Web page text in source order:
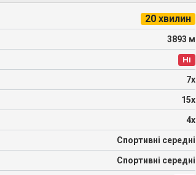
20 хвилин
3893 м
Ні
7х
15х
4х
Спортивні середні
Спортивні середні